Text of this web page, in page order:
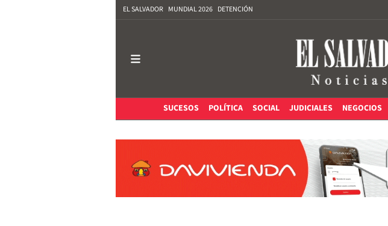
EL SALVADOR MUNDIAL 2026 DETENCIÓN
SUCESOS
POLÍTICA SOCIAL JUDICIALES NEGOCIOS